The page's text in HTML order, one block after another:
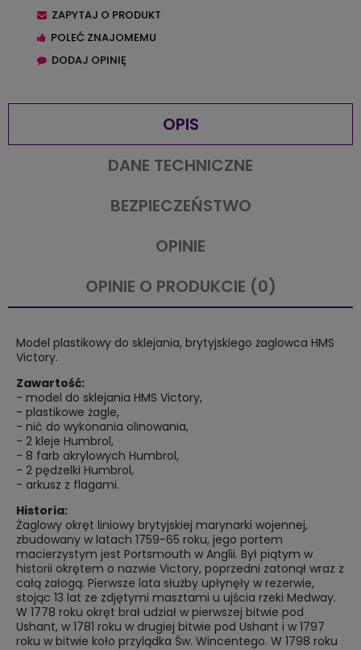
ZAPYTAJ O PRODUKT
POLEĆ ZNAJOMEMU
DODAJ OPINIĘ
OPIS
DANE TECHNICZNE
BEZPIECZEŃSTWO
OPINIE
OPINIE O PRODUKCIE (0)
Model plastikowy do sklejania, brytyjskiego żaglowca HMS
Victory.
Zawartość:
- model do sklejania HMS Victory,
- plastikowe żagle,
- nić do wykonania olinowania,
- 2 kleje Humbrol,
- 8 farb akrylowych Humbrol,
- 2 pędzelki Humbrol,
- arkusz z flagami.
Historia:
Żaglowy okręt liniowy brytyjskiej marynarki wojennej,
zbudowany w latach 1759-65 roku, jego portem
macierzystym jest Portsmouth w Anglii. Był piątym w
historii okrętem o nazwie Victory, poprzedni zatonął wraz z
całą załogą. Pierwsze lata służby upłynęły w rezerwie,
stojąc 13 lat ze zdjętymi masztami u ujścia rzeki Medway.
W 1778 roku okręt brał udział w pierwszej bitwie pod
Ushant, w 1781 roku w drugiej bitwie pod Ushant i w 1797
roku w bitwie koło przylądka Św. Wincentego. W 1798 roku